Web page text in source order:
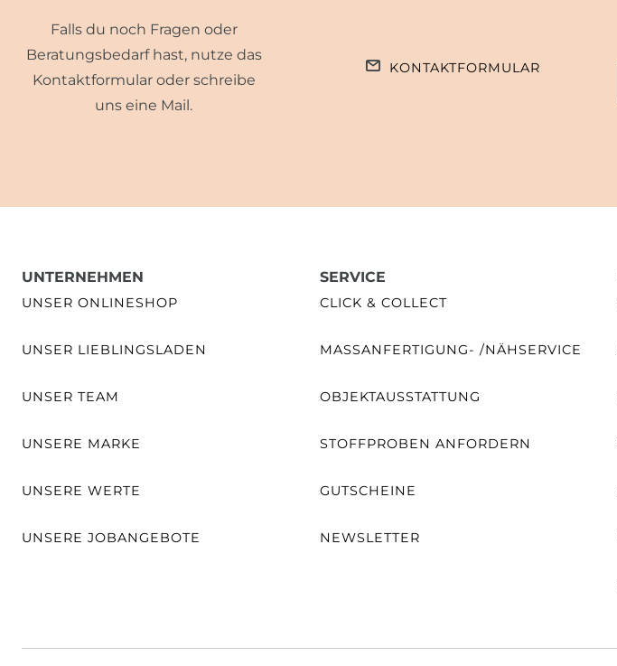
Falls du noch Fragen oder
Beratungsbedarf hast, nutze das
Kontaktformular oder schreibe
uns eine Mail.
KONTAKTFORMULAR
UNTERNEHMEN
UNSER ONLINESHOP
UNSER LIEBLINGSLADEN
UNSER TEAM
UNSERE MARKE
UNSERE WERTE
UNSERE JOBANGEBOTE
SERVICE
CLICK & COLLECT
MASSANFERTIGUNG- /NÄHSERVICE
OBJEKTAUSSTATTUNG
STOFFPROBEN ANFORDERN
GUTSCHEINE
NEWSLETTER